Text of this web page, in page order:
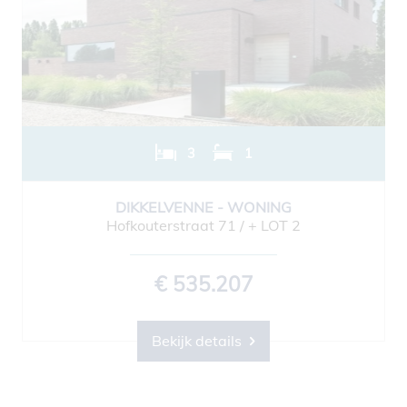
3 1
DIKKELVENNE - WONING
Hofkouterstraat 71 / + LOT 2
€ 535.207
Bekijk details